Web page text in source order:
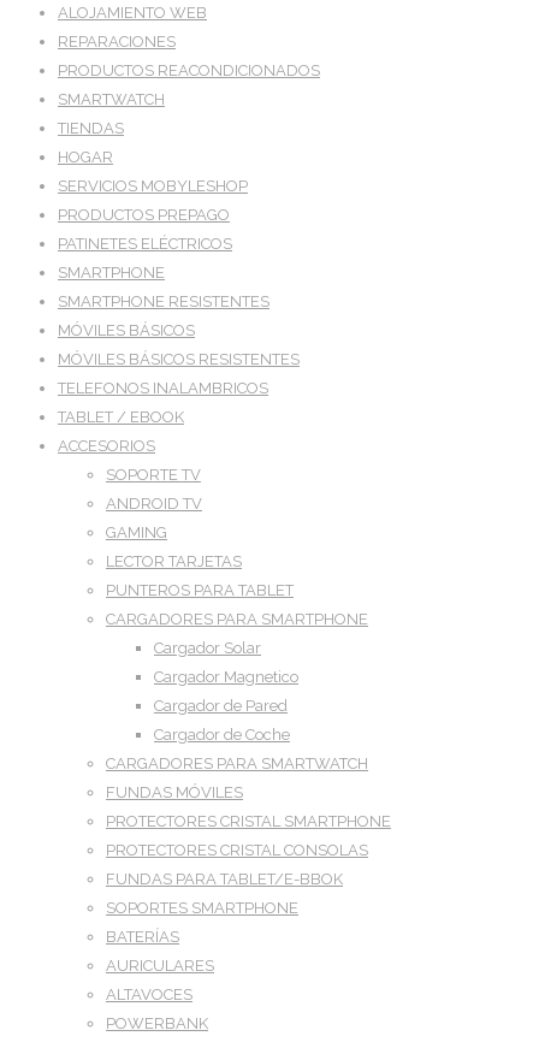
ALOJAMIENTO WEB
REPARACIONES
PRODUCTOS REACONDICIONADOS
SMARTWATCH
TIENDAS
HOGAR
SERVICIOS MOBYLESHOP
PRODUCTOS PREPAGO
PATINETES ELÉCTRICOS
SMARTPHONE
SMARTPHONE RESISTENTES
MÓVILES BÁSICOS
MÓVILES BÁSICOS RESISTENTES
TELEFONOS INALAMBRICOS
TABLET / EBOOK
ACCESORIOS
SOPORTE TV
ANDROID TV
GAMING
LECTOR TARJETAS
PUNTEROS PARA TABLET
CARGADORES PARA SMARTPHONE
Cargador Solar
Cargador Magnetico
Cargador de Pared
Cargador de Coche
CARGADORES PARA SMARTWATCH
FUNDAS MÓVILES
PROTECTORES CRISTAL SMARTPHONE
PROTECTORES CRISTAL CONSOLAS
FUNDAS PARA TABLET/E-BBOK
SOPORTES SMARTPHONE
BATERÍAS
AURICULARES
ALTAVOCES
POWERBANK